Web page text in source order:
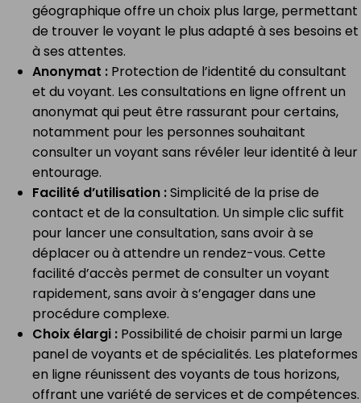
géographique offre un choix plus large, permettant
de trouver le voyant le plus adapté à ses besoins et
à ses attentes.
Anonymat : Protection de l’identité du consultant
et du voyant. Les consultations en ligne offrent un
anonymat qui peut être rassurant pour certains,
notamment pour les personnes souhaitant
consulter un voyant sans révéler leur identité à leur
entourage.
Facilité d’utilisation :Simplicité de la prise de
contact et de la consultation. Un simple clic suffit
pour lancer une consultation, sans avoir à se
déplacer ou à attendre un rendez-vous. Cette
facilité d’accès permet de consulter un voyant
rapidement, sans avoir à s’engager dans une
procédure complexe.
Choix élargi : Possibilité de choisir parmi un large
panel de voyants et de spécialités. Les plateformes
en ligne réunissent des voyants de tous horizons,
offrant une variété de services et de compétences.